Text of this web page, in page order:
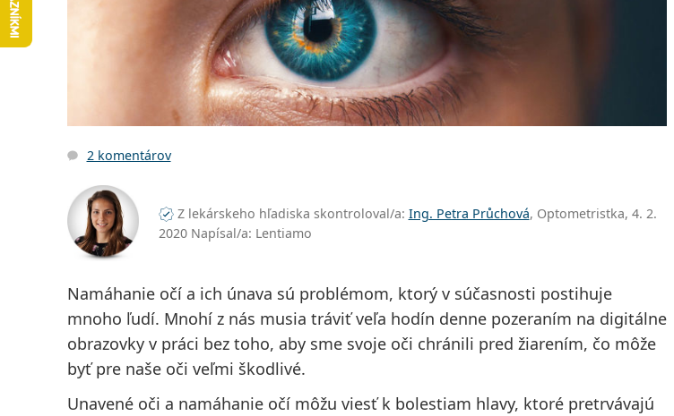
2 komentárov
Z lekárskeho hľadiska skontroloval/a: Ing. Petra Průchová, Optometristka, 4. 2.
2020 Napísal/a: Lentiamo
Namáhanie očí a ich únava sú problémom, ktorý v súčasnosti postihuje
mnoho ľudí. Mnohí z nás musia tráviť veľa hodín denne pozeraním na digitálne
obrazovky v práci bez toho, aby sme svoje oči chránili pred žiarením, čo môže
byť pre naše oči veľmi škodlivé.
Unavené oči a namáhanie očí môžu viesť k bolestiam hlavy, ktoré pretrvávajú